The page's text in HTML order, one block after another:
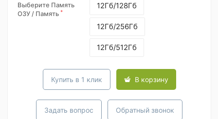
Выберите Память
ОЗУ / Память *
12Гб/128Гб
12Гб/256Гб
12Гб/512Гб
Купить в 1 клик В корзину
Задать вопрос Обратный звонок